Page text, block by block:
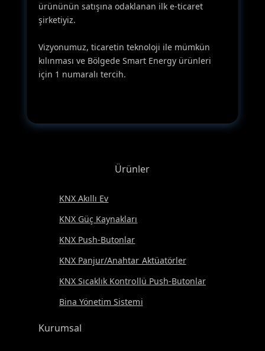
ürününün satışına odaklanan ilk e-ticaret
şirketiyiz.
Vizyonumuz, ticaretin teknoloji ile mümkün
kılınması ve Bölgede Smart Energy ürünleri
için 1 numaralı tercih.
Ürünler
KNX Akıllı Ev
KNX Güç Kaynakları
KNX Push-Butonlar
KNX Panjur/Anahtar Aktüatörler
KNX Sıcaklık Kontrollü Push-Butonlar
Bina Yönetim Sistemi
Kurumsal